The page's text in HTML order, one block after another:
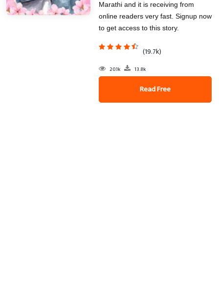
Marathi and it is receiving from
online readers very fast. Signup now
to get access to this story.
(19.7k)
20.1k 13.8k
Read Free